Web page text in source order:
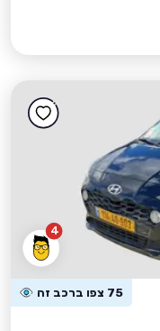
4
75 צפו ברכב זה